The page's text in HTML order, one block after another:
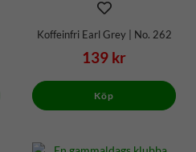
Koffeinfri Earl Grey | No. 262
139 kr
Köp